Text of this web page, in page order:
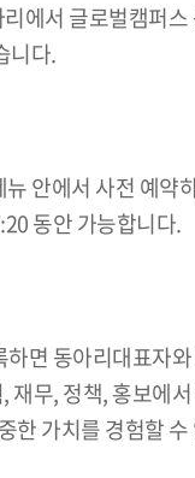
에서 글로벌캠퍼
니다.
안에서 사전 예약
동안 가능합니다.
면 동아리대표자
무, 정책, 홍보에
한 가치를 경험할